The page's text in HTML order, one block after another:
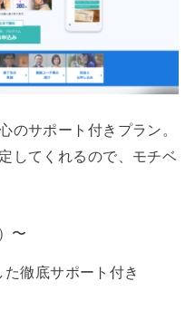
のサポート付きプラン。
してくれるので、モチベ
〜
徹底サポート付き